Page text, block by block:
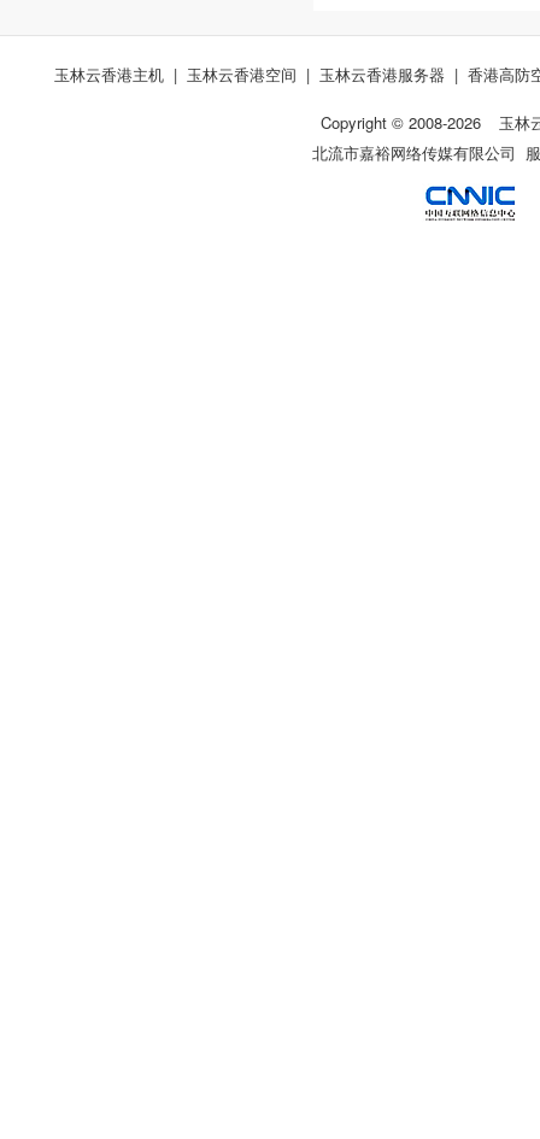
玉林云香港主机 | 玉林云香港空间 | 玉林云香港服务器 | 香港高防
Copyright © 2008-2026
玉林
北流市嘉裕网络传媒有限公司